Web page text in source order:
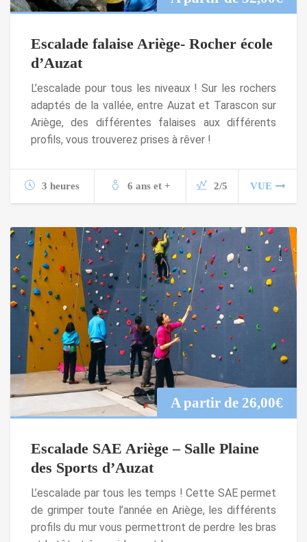
Escalade falaise Ariège- Rocher école
d’Auzat
L’escalade pour tous les niveaux ! Sur les rochers
adaptés de la vallée, entre Auzat et Tarascon sur
Ariège, des différentes falaises aux différents
profils, vous trouverez prises à rêver !
3 heures 6 ans et + 2/5 VUE
A partir de 26,00€
Escalade SAE Ariège – Salle Plaine
des Sports d’Auzat
L’escalade par tous les temps ! Cette SAE permet
de grimper toute l’année en Ariège, les différents
profils du mur vous permettront de perdre les bras